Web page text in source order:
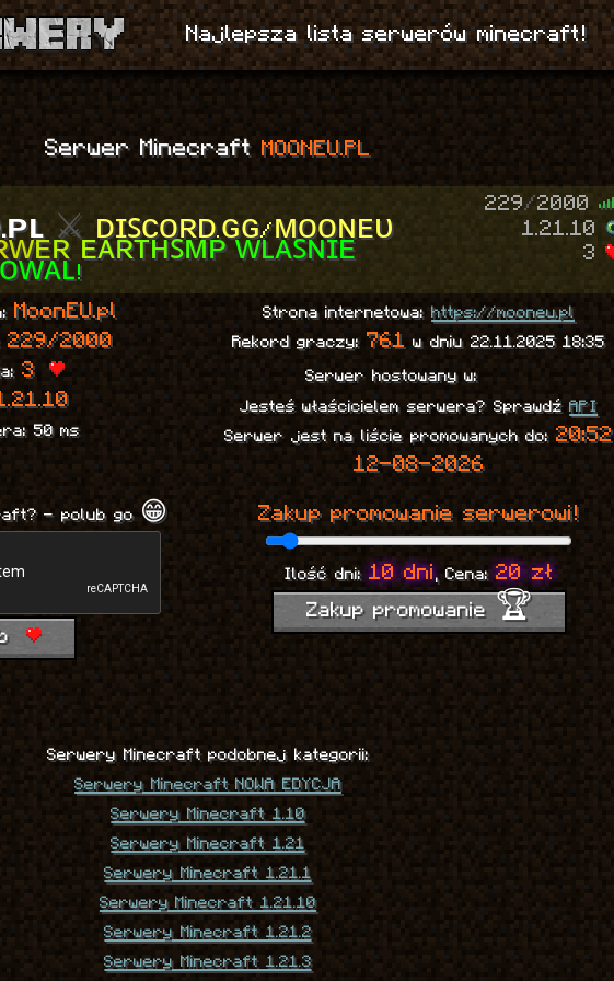
Najlepsza lista serwerów minecraft!
Serwer Minecraft MOONEU.PL
.ᴘ ʟ ⚔
ᴅɪꜱᴄᴏʀᴅ.ɢɢ/ᴍᴏᴏɴᴇᴜ
ᴡᴇ ʀ ᴇᴀʀᴛ ʜ ꜱᴍ ᴘ ᴡʟᴀꜱɴɪᴇ
229/ 2000
1.21.10
3
MoonEU.pl
229/2000
3
50 ms
Strona internetowa: https://mooneu.pl
Rekord graczy: 761 w dniu 22.11.2025 18:35
Serwer hostowany w:
Jesteś właścicielem serwera? Sprawdź API
Serwer jest na liście promowanych do: 20:52
12-08-2026
- polub go 😁 Zakup promowanie serwerowi!
Ilość dni: 10 dni , Cena: 20 zł
Zakup promowanie 🏆
Serwery Minecraft podobnej kategorii:
Serwery Minecraft NOWA EDYCJA
Serwery Minecraft 1.10
Serwery Minecraft 1.21
Serwery Minecraft 1.21.1
Serwery Minecraft 1.21.10
Serwery Minecraft 1.21.2
Serwery Minecraft 1.21.3